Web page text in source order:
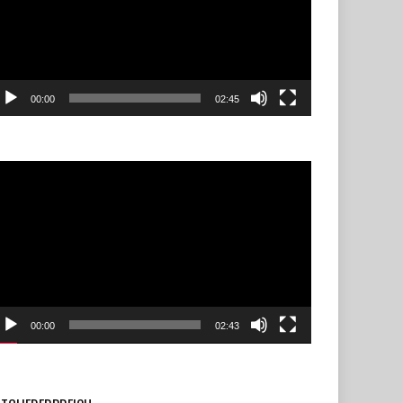
00:00 02:45
00:00 02:43